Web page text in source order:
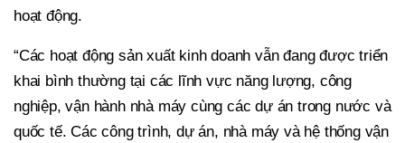
hoạt động.
“Các hoạt động sản xuất kinh doanh vẫn đang được triển
khai bình thường tại các lĩnh vực năng lượng, công
nghiệp, vận hành nhà máy cùng các dự án trong nước và
quốc tế. Các công trình, dự án, nhà máy và hệ thống vận